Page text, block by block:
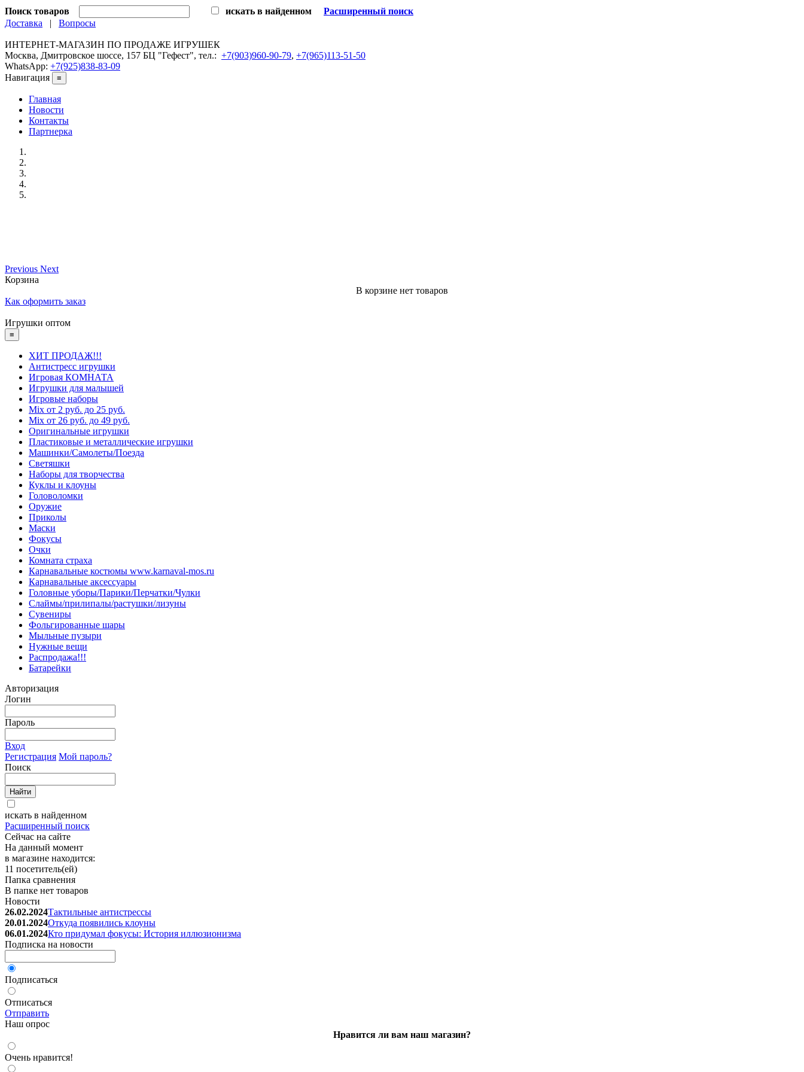
Поиск товаров искать в найденном
Расширенный поиск
Доставка | Вопросы
ИНТЕРНЕТ-МАГАЗИН ПО ПРОДАЖЕ ИГРУШЕК
Москва, Дмитровское шоссе, 157 БЦ "Гефест", тел.: +7(903)960-90-79, +7(965)113-51-50
WhatsApp: +7(925)838-83-09
Навигация
≡
Главная
Новости
Контакты
Партнерка
Previous Next
Корзина
В корзине нет товаров
Как оформить заказ
Игрушки оптом
≡
ХИТ ПРОДАЖ!!!
Антистресс игрушки
Игровая КОМНАТА
Игрушки для малышей
Игровые наборы
Mix от 2 руб. до 25 руб.
Mix от 26 руб. до 49 руб.
Оригинальные игрушки
Пластиковые и металлические игрушки
Машинки/Самолеты/Поезда
Светяшки
Наборы для творчества
Куклы и клоуны
Головоломки
Оружие
Приколы
Маски
Фокусы
Очки
Комната страха
Карнавальные костюмы www.karnaval-mos.ru
Карнавальные аксессуары
Головные уборы/Парики/Перчатки/Чулки
Слаймы/прилипалы/растушки/лизуны
Сувениры
Фольгированные шары
Мыльные пузыри
Нужные вещи
Распродажа!!!
Батарейки
Авторизация
Логин
Пароль
Вход
Регистрация Мой пароль?
Поиск
искать в найденном
Расширенный поиск
Сейчас на сайте
На данный момент
в магазине находится:
11 посетитель(ей)
Папка сравнения
В папке нет товаров
Новости
26.02.2024Тактильные антистрессы
20.01.2024Откуда появились клоуны
06.01.2024Кто придумал фокусы: История иллюзионизма
Подписка на новости
Подписаться
Отписаться
Отправить
Наш опрос
Нравится ли вам наш магазин?
Очень нравится!